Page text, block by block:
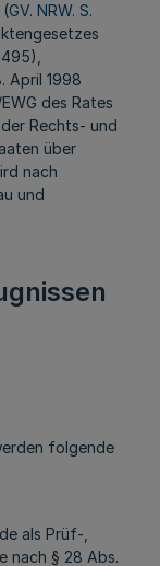
(GV. NRW. S.
April 1998
des Rates
Rechts- und
über
nach
und
folgende
als Prüf-,
nach § 28 Abs.